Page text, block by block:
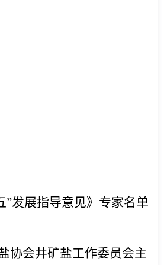
”发展指导意见》专家名单
协会井矿盐工作委员会主